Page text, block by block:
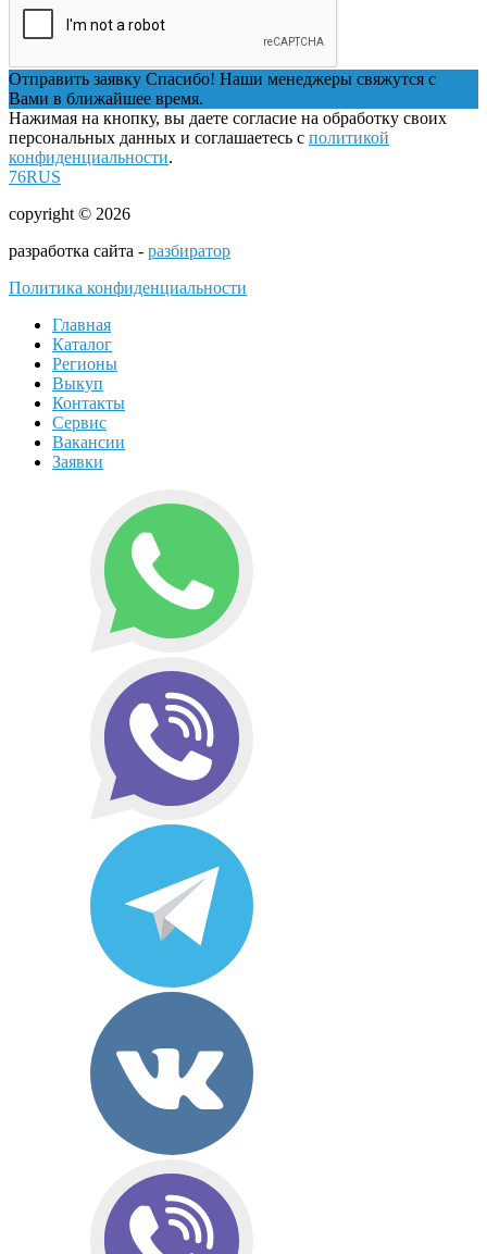
Отправить заявку Спасибо! Наши менеджеры свяжутся с
Вами в ближайшее время.
Нажимая на кнопку, вы даете согласие на обработку своих
персональных данных и соглашаетесь с политикой
конфиденциальности.
76RUS
copyright © 2026
разработка сайта - разбиратор
Политика конфиденциальности
Главная
Каталог
Регионы
Выкуп
Контакты
Сервис
Вакансии
Заявки